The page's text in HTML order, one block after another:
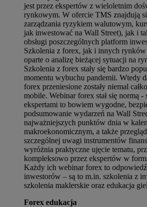
jest przez ekspertów z wieloletnim
rynkowym. W ofercie TMS znajdują
zarządzania ryzykiem walutowym,
jak inwestować na Wall Street), jak i
obsługi poszczególnych platform
Szkolenia z forex, jak i innych
oparte o analizę bieżącej sytuacji na
Szkolenia z forex stały się bardzo
momentu wybuchu pandemii. Wtedy
forex przeniesione zostały niemal
mobile. Webinar forex stał się normą -
ekspertami to bowiem wygodne,
podsumowanie wydarzeń na Wall
najważniejszych punktów dnia w
makroekonomicznym, a także
szczególnej uwagi instrumentów
wyróżnia praktyczne ujęcie tematu,
kompleksowo przez ekspertów w
Każdy ich webinar forex to
inwestorów – są to m.in. szkolenia z
szkolenia maklerskie oraz edukacja
Forex edukacja